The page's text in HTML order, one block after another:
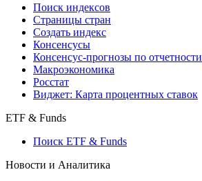
Поиск индексов
Страницы стран
Создать индекс
Консенсусы
Консенсус-прогнозы по отчетности
Макроэкономика
Росстат
Виджет: Карта процентных ставок
ETF & Funds
Поиск ETF & Funds
Новости и Аналитика